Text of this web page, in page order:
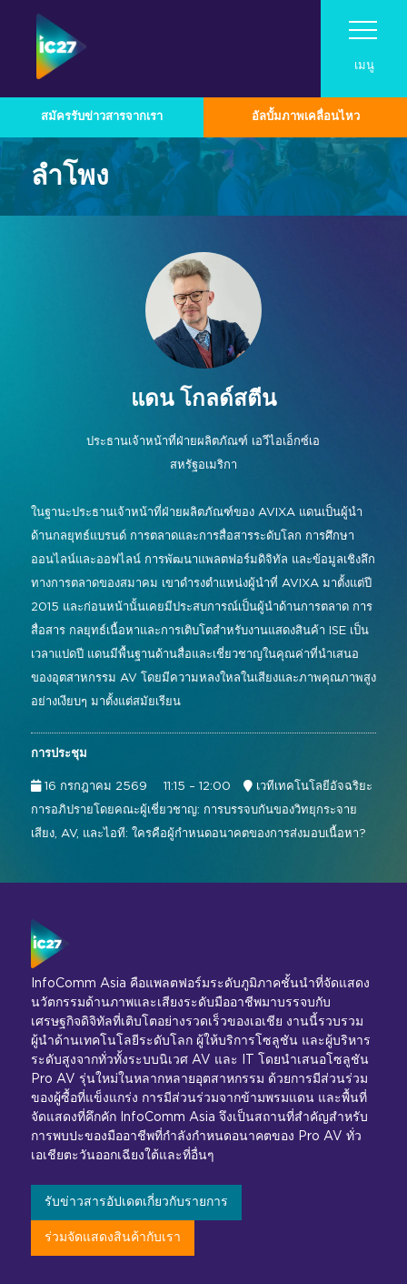
เมนู
สมัครรับข่าวสารจากเรา
รายชื่อผู้จัดแสดงสินค้า
อัลบั้มรูปปี 2026
อินสตาแกรม
เฟซบุ๊ก ลิงค์อิน ยูทูบ
เยี่ยม
เยี่ยม
เหตุผลที่ควรมาเยี่ยมชม
ตลาด Pro AV ในเอเชีย
ตัวอย่างการใช้งาน Asia Pro AV
โน้มน้าวเจ้านายของคุณ
ผู้สนับสนุนและพันธมิตร
รายชื่อผู้จัดแสดงสินค้า
กิจกรรมพิเศษ
โครงการแขกรับเชิญ
ข้อมูลการเดินทางและวีซ่า
ข่าวประชาสัมพันธ์จาก InfoComm Asia
แสดงคำถามที่พบบ่อย
งาน Pro AV Connect ที่มาเลเซีย
หมวดหมู่เทคโนโลยีอุตสาหกรรม
ภาพรวมเทคโนโลยี
ออกอากาศ AV
การประชุมและการทำงานร่วมกัน
กิจกรรมสด, ความบันเทิง
การวางผังเมือง
โปรแกรม
เกี่ยวกับโครงการซัมมิท
สมัครเป็นผู้จัดแสดงสินค้า
นำเสนอแบรนด์ของคุณที่งาน InfoComm
ประสิทธิภาพการทำงานในระดับองค์กร
โซลูชันแบบไลฟ์ สมจริง และสร้าง
สำหรับผู้จัดแสดงสินค้าประจำปี 2026
ศูนย์ทรัพยากรสำหรับผู้จัดแสดงสินค้า
สมัครรับข่าวสารจากเรา อัลบั้มภาพเคลื่อนไหว
ลำโพง
แดน โกลด์สตีน
ประธานเจ้าหน้าที่ฝ่ายผลิตภัณฑ์ เอวีไอเอ็กซ์เอ
สหรัฐอเมริกา
ในฐานะประธานเจ้าหน้าที่ฝ่ายผลิตภัณฑ์ของ AVIXA แดนเป็นผู้นำ
ด้านกลยุทธ์แบรนด์ การตลาดและการสื่อสารระดับโลก การศึกษา
ออนไลน์และออฟไลน์ การพัฒนาแพลตฟอร์มดิจิทัล และข้อมูลเชิงลึก
ทางการตลาดของสมาคม เขาดำรงตำแหน่งผู้นำที่ AVIXA มาตั้งแต่ปี
2015 และก่อนหน้านั้นเคยมีประสบการณ์เป็นผู้นำด้านการตลาด การ
สื่อสาร กลยุทธ์เนื้อหาและการเติบโตสำหรับงานแสดงสินค้า ISE เป็น
เวลาแปดปี แดนมีพื้นฐานด้านสื่อและเชี่ยวชาญในคุณค่าที่นำเสนอ
ของอุตสาหกรรม AV โดยมีความหลงใหลในเสียงและภาพคุณภาพสูง
อย่างเงียบๆ มาตั้งแต่สมัยเรียน
การประชุม
16 กรกฎาคม 2569 11:15 – 12:00
เวทีเทคโนโลยีอัจฉริยะ
การอภิปรายโดยคณะผู้เชี่ยวชาญ: การบรรจบกันของวิทยุกระจาย
เสียง, AV, และไอที: ใครคือผู้กำหนดอนาคตของการส่งมอบเนื้อหา?
InfoComm Asia คือแพลตฟอร์มระดับภูมิภาคชั้นนำที่จัดแสดง
นวัตกรรมด้านภาพและเสียงระดับมืออาชีพมาบรรจบกับ
เศรษฐกิจดิจิทัลที่เติบโตอย่างรวดเร็วของเอเชีย งานนี้รวบรวม
ผู้นำด้านเทคโนโลยีระดับโลก ผู้ให้บริการโซลูชัน และผู้บริหาร
ระดับสูงจากทั่วทั้งระบบนิเวศ AV และ IT โดยนำเสนอโซลูชัน
Pro AV รุ่นใหม่ในหลากหลายอุตสาหกรรม ด้วยการมีส่วนร่วม
ของผู้ซื้อที่แข็งแกร่ง การมีส่วนร่วมจากข้ามพรมแดน และพื้นที่
จัดแสดงที่คึกคัก InfoComm Asia จึงเป็นสถานที่สำคัญสำหรับ
การพบปะของมืออาชีพที่กำลังกำหนดอนาคตของ Pro AV ทั่ว
เอเชียตะวันออกเฉียงใต้และที่อื่นๆ
รับข่าวสารอัปเดตเกี่ยวกับรายการ
ร่วมจัดแสดงสินค้ากับเรา